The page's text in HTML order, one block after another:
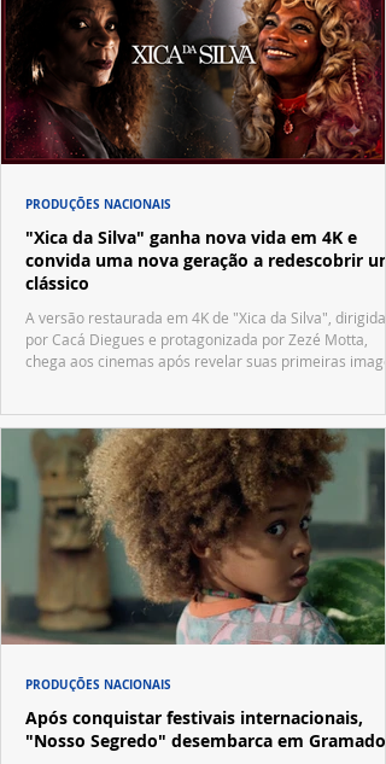
"Xica da Silva" ganha nova vida em 4K e
convida uma nova geração a redescobrir um
clássico
A versão restaurada em 4K de "Xica da Silva", dirigida
por Cacá Diegues e protagonizada por Zezé Motta,
chega aos cinemas após revelar suas primeiras
PRODUÇÕES NACIONAIS
Após conquistar festivais internacionais,
"Nosso Segredo" desembarca em Gramado
PRODUÇÕES NACIONAIS